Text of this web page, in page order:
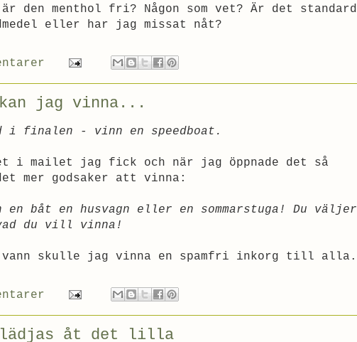
den menthol fri? Någon som vet? Är det standard
eller har jag missat nåt?
jag vinna...
i finalen - vinn en speedboat.
i mailet jag fick och när jag öppnade det så
mer godsaker att vinna:
en båt en husvagn eller en sommarstuga! Du väljer
du vill vinna!
vann skulle jag vinna en spamfri inkorg till alla.
åt det lilla